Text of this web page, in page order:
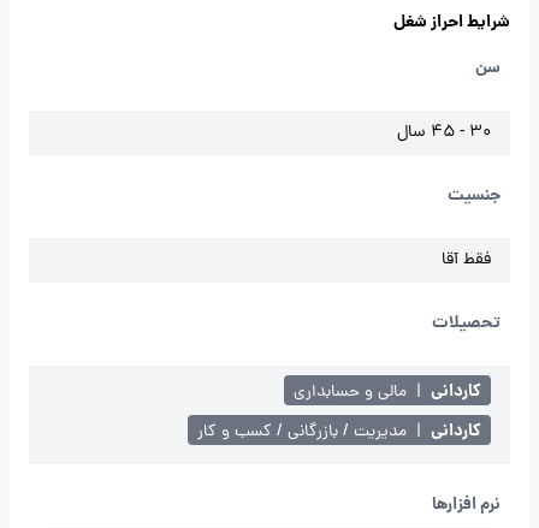
شرایط احراز شغل
سن
30 - 45 سال
جنسیت
فقط آقا
تحصیلات
کاردانی | مالی و حسابداری
کاردانی | مدیریت / بازرگانی / کسب و کار
نرم افزارها